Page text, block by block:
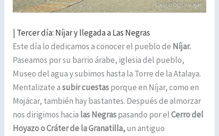
| Tercer día: Níjar y llegada a Las Negras
Este día lo dedicamos a conocer el pueblo de Níjar.
Paseamos por su barrio árabe, iglesia del pueblo,
Museo del agua y subimos hasta la Torre de la Atalaya.
Mentalizate asubir cuestasporque en Níjar, como en
Mojácar, también hay bastantes. Después de almorzar
nos dirigimos hacia las Negraspasando por elCerro del
Hoyazo o Cráter de la Granatilla,un antiguo